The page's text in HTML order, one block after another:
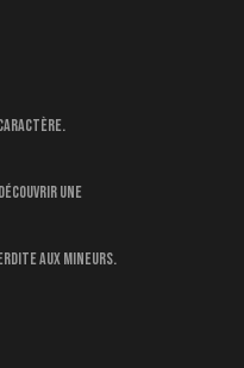
une
aux mineurs.